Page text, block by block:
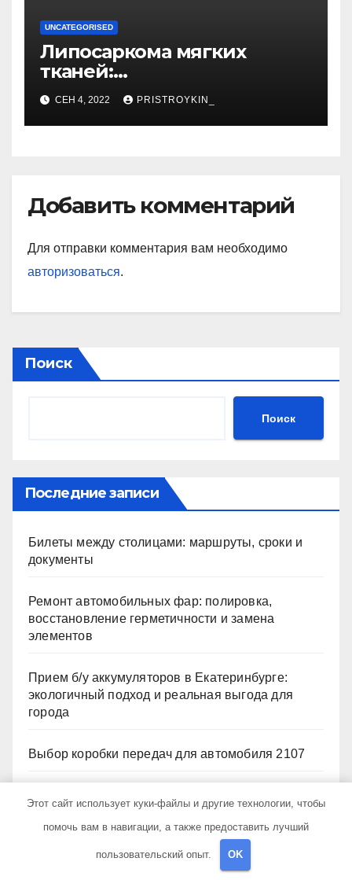
UNCATEGORISED
Липосаркома мягких
тканей:
высокодифференцированн
ая, плеоморфная,
миксоидная
СЕН 4, 2022 PRISTROYKIN_
Добавить комментарий
Для отправки комментария вам необходимо
авторизоваться.
Поиск
Поиск
Последние записи
Билеты между столицами: маршруты, сроки и
документы
Ремонт автомобильных фар: полировка,
восстановление герметичности и замена
элементов
Прием б/у аккумуляторов в Екатеринбурге:
экологичный подход и реальная выгода для
города
Выбор коробки передач для автомобиля 2107
Этот сайт использует куки-файлы и другие технологии, чтобы
помочь вам в навигации, а также предоставить лучший
пользовательский опыт. OK